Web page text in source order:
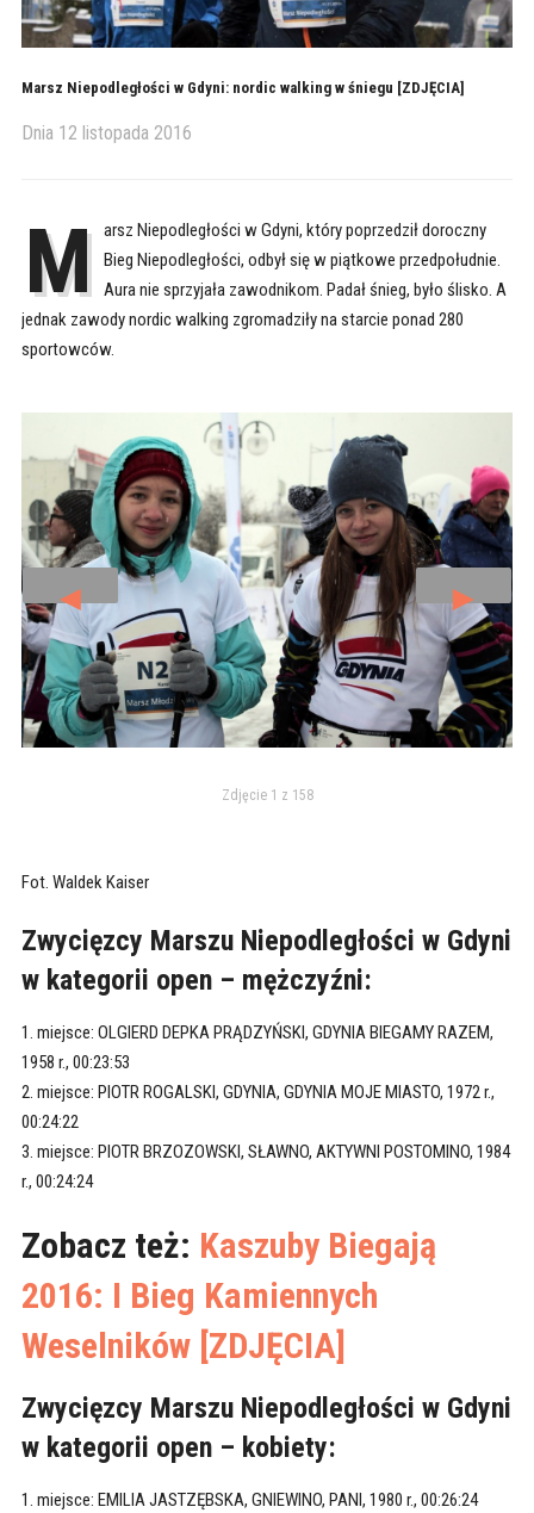
Marsz Niepodległości w Gdyni: nordic walking w śniegu [ZDJĘCIA]
Dnia 12 listopada 2016
M arsz Niepodległości w Gdyni, który poprzedził doroczny
Bieg Niepodległości, odbył się w piątkowe przedpołudnie.
Aura nie sprzyjała zawodnikom. Padał śnieg, było ślisko. A
jednak zawody nordic walking zgromadziły na starcie ponad 280
sportowców.
◄ ►
Zdjęcie 1 z 158
Fot. Waldek Kaiser
Zwycięzcy Marszu Niepodległości w Gdyni
w kategorii open – mężczyźni:
1. miejsce: OLGIERD DEPKA PRĄDZYŃSKI, GDYNIA BIEGAMY RAZEM,
1958 r., 00:23:53
2. miejsce: PIOTR ROGALSKI, GDYNIA, GDYNIA MOJE MIASTO, 1972 r.,
00:24:22
3. miejsce: PIOTR BRZOZOWSKI, SŁAWNO, AKTYWNI POSTOMINO, 1984
r., 00:24:24
Zobacz też: Kaszuby Biegają
2016: I Bieg Kamiennych
Weselników [ZDJĘCIA]
Zwycięzcy Marszu Niepodległości w Gdyni
w kategorii open – kobiety:
1. miejsce: EMILIA JASTZĘBSKA, GNIEWINO, PANI, 1980 r., 00:26:24